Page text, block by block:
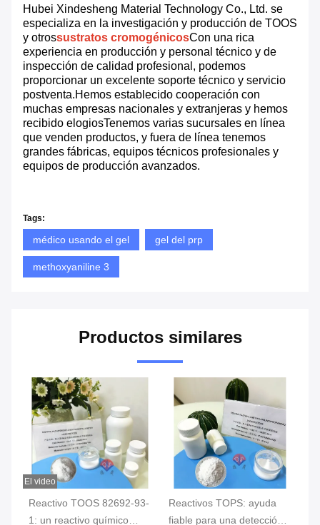
Hubei Xindesheng Material Technology Co., Ltd. se
especializa en la investigación y producción de TOOS
y otrossustratos cromogénicosCon una rica
experiencia en producción y personal técnico y de
inspección de calidad profesional, podemos
proporcionar un excelente soporte técnico y servicio
postventa.Hemos establecido cooperación con
muchas empresas nacionales y extranjeras y hemos
recibido elogiosTenemos varias sucursales en línea
que venden productos, y fuera de línea tenemos
grandes fábricas, equipos técnicos profesionales y
equipos de producción avanzados.
Tags:
médico usando el gel gel del prp
methoxyaniline 3
Productos similares
El video
Reactivo TOOS 82692-93-
1: un reactivo químico
Reactivos TOPS: ayuda
fiable para una detección